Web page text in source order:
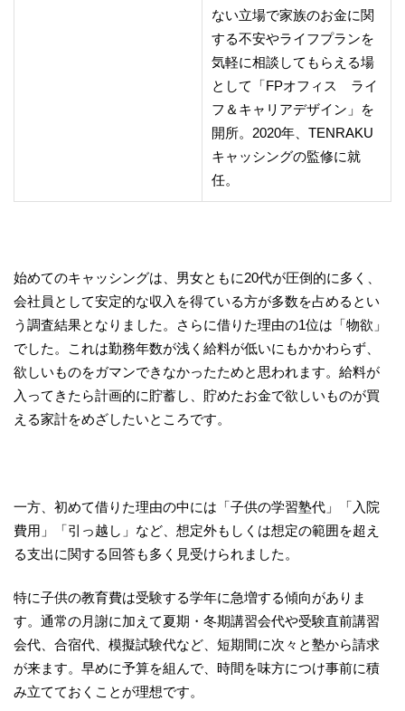
ない立場で家族のお金に関
する不安やライフプランを
気軽に相談してもらえる場
として「FPオフィス ライ
フ＆キャリアデザイン」を
開所。2020年、TENRAKU
キャッシングの監修に就
任。
始めてのキャッシングは、男女ともに20代が圧倒的に多く、
会社員として安定的な収入を得ている方が多数を占めるとい
う調査結果となりました。さらに借りた理由の1位は「物欲」
でした。これは勤務年数が浅く給料が低いにもかかわらず、
欲しいものをガマンできなかったためと思われます。給料が
入ってきたら計画的に貯蓄し、貯めたお金で欲しいものが買
える家計をめざしたいところです。
一方、初めて借りた理由の中には「子供の学習塾代」「入院
費用」「引っ越し」など、想定外もしくは想定の範囲を超え
る支出に関する回答も多く見受けられました。
特に子供の教育費は受験する学年に急増する傾向がありま
す。通常の月謝に加えて夏期・冬期講習会代や受験直前講習
会代、合宿代、模擬試験代など、短期間に次々と塾から請求
が来ます。早めに予算を組んで、時間を味方につけ事前に積
み立てておくことが理想です。